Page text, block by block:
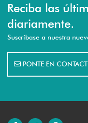
Reciba las
diariamente.
Suscríbase a nuestra
PONTE EN